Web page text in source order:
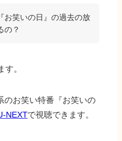
お笑いの日』の過去の放
の？
。
のお笑い特番『お笑いの
NEXTで視聴できます。